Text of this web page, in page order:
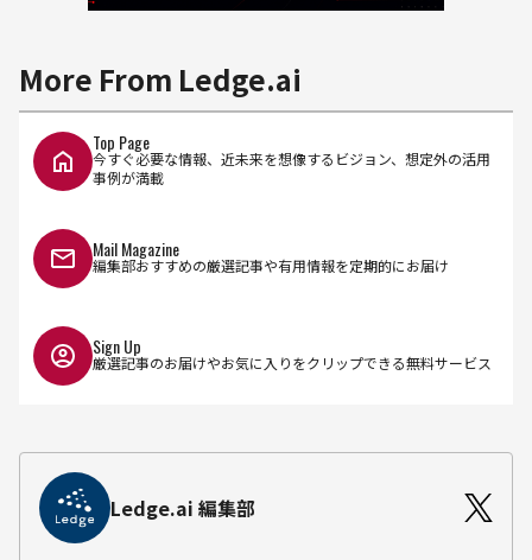
More From Ledge.ai
Top Page
今すぐ必要な情報、近未来を想像するビジョン、想定外の活用
事例が満載
Mail Magazine
編集部おすすめの厳選記事や有用情報を定期的にお届け
Sign Up
厳選記事のお届けやお気に入りをクリップできる無料サービス
Ledge.ai 編集部